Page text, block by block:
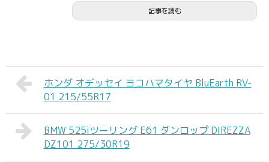
記事を読む
ホンダ オデッセイ ヨコハマタイヤ BluEarth RV-
01 215/55R17
BMW 525iツーリング E61 ダンロップ DIREZZA
DZ101 275/30R19